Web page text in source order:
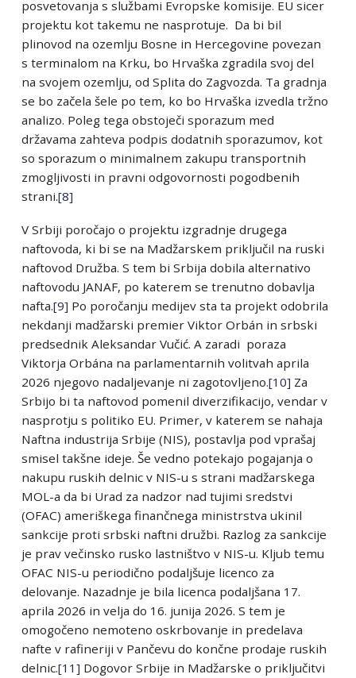
posvetovanja s službami Evropske komisije. EU sicer
projektu kot takemu ne nasprotuje. Da bi bil
plinovod na ozemlju Bosne in Hercegovine povezan
s terminalom na Krku, bo Hrvaška zgradila svoj del
na svojem ozemlju, od Splita do Zagvozda. Ta gradnja
se bo začela šele po tem, ko bo Hrvaška izvedla tržno
analizo. Poleg tega obstoječi sporazum med
državama zahteva podpis dodatnih sporazumov, kot
so sporazum o minimalnem zakupu transportnih
zmogljivosti in pravni odgovornosti pogodbenih
strani.[8]
V Srbiji poročajo o projektu izgradnje drugega
naftovoda, ki bi se na Madžarskem priključil na ruski
naftovod Družba. S tem bi Srbija dobila alternativo
naftovodu JANAF, po katerem se trenutno dobavlja
nafta.[9] Po poročanju medijev sta ta projekt odobrila
nekdanji madžarski premier Viktor Orbán in srbski
predsednik Aleksandar Vučić. A zaradi poraza
Viktorja Orbána na parlamentarnih volitvah aprila
2026 njegovo nadaljevanje ni zagotovljeno.[10] Za
Srbijo bi ta naftovod pomenil diverzifikacijo, vendar v
nasprotju s politiko EU. Primer, v katerem se nahaja
Naftna industrija Srbije (NIS), postavlja pod vprašaj
smisel takšne ideje. Še vedno potekajo pogajanja o
nakupu ruskih delnic v NIS-u s strani madžarskega
MOL-a da bi Urad za nadzor nad tujimi sredstvi
(OFAC) ameriškega finančnega ministrstva ukinil
sankcije proti srbski naftni družbi. Razlog za sankcije
je prav večinsko rusko lastništvo v NIS-u. Kljub temu
OFAC NIS-u periodično podaljšuje licenco za
delovanje. Nazadnje je bila licenca podaljšana 17.
aprila 2026 in velja do 16. junija 2026. S tem je
omogočeno nemoteno oskrbovanje in predelava
nafte v rafineriji v Pančevu do končne prodaje ruskih
delnic.[11] Dogovor Srbije in Madžarske o priključitvi